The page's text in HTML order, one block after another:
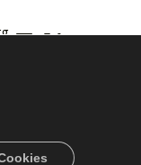
Facebook
Twitter